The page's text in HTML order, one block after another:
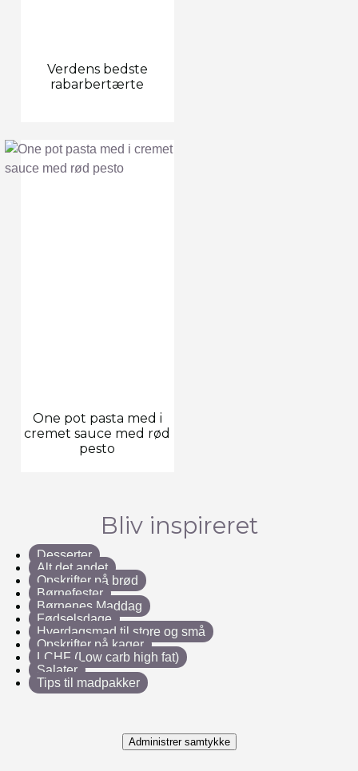
Verdens bedste
rabarbertærte
One pot pasta med i
cremet sauce med rød
pesto
Bliv inspireret
Desserter
Alt det andet
Opskrifter på brød
Børnefester
Børnenes Maddag
Fødselsdage
Hverdagsmad til store og små
Opskrifter på kager
LCHF (Low carb high fat)
Salater
Tips til madpakker
Administrer samtykke